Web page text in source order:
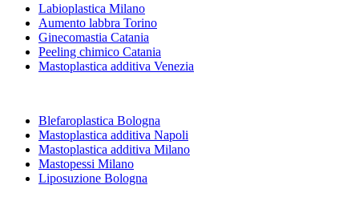
Labioplastica Milano
Aumento labbra Torino
Ginecomastia Catania
Peeling chimico Catania
Mastoplastica additiva Venezia
Blefaroplastica Bologna
Mastoplastica additiva Napoli
Mastoplastica additiva Milano
Mastopessi Milano
Liposuzione Bologna